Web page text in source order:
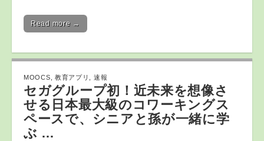
Read more →
MOOCS 教育アプリ 速報
セガグループ初！近未来を想像さ
せる日本最大級のコワーキングス
ペースで、シニアと孫が一緒に学
ぶ …